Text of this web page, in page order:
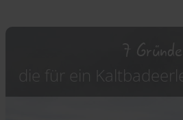
7
die für ein